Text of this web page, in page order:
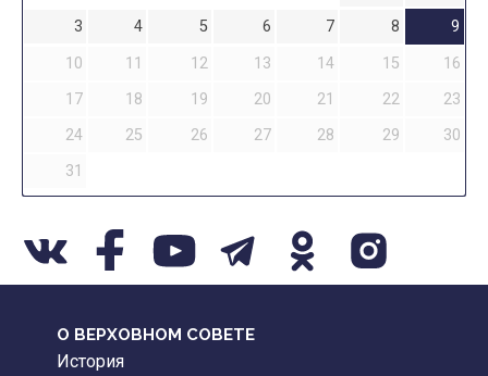
3
4 5 6 7 8
9
10
11 12 13 14 15
16
17
18 19 20 21 22
23
24
25 26 27 28 29
30
31
О ВЕРХОВНОМ СОВЕТЕ
История